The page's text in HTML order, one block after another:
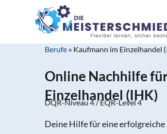
Berufe » Kaufmann im Einzelhandel
Online Nachhilfe
Einzelhandel (IHK)
DQR-Niveau 4 / EQR-Level 4
Deine Hilfe für eine